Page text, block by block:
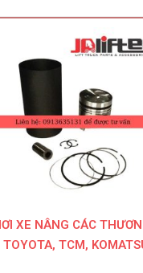
XE NÂNG CÁC
TOYOTA, TCM,